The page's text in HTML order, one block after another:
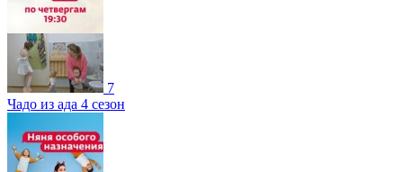
7
Чадо из ада 4 сезон